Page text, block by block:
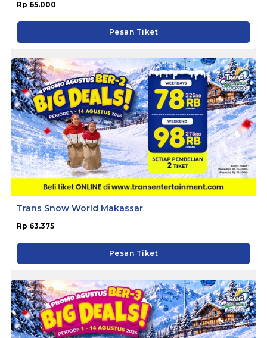
Rp 65.000
Pesan Tiket
Trans Snow World Makassar
Rp 63.375
Pesan Tiket